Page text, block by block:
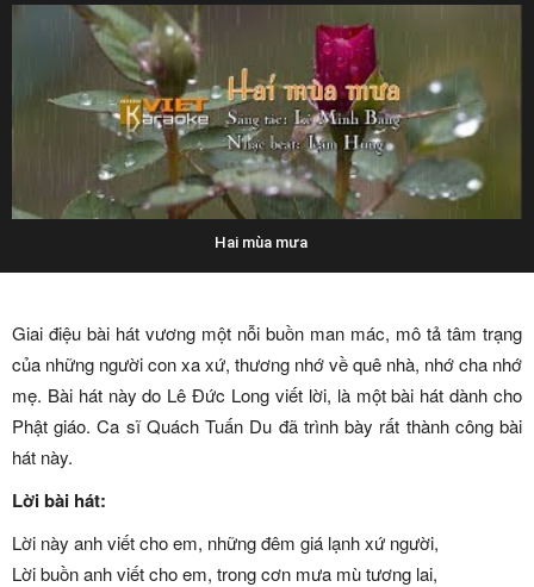
Hai mùa mưa
Giai điệu bài hát vương một nỗi buồn man mác, mô tả tâm trạng
của những người con xa xứ, thương nhớ về quê nhà, nhớ cha nhớ
mẹ. Bài hát này do Lê Đức Long viết lời, là một bài hát dành cho
Phật giáo. Ca sĩ Quách Tuấn Du đã trình bày rất thành công bài
hát này.
Lời bài hát:
Lời này anh viết cho em, những đêm giá lạnh xứ người,
Lời buồn anh viết cho em, trong cơn mưa mù tương lai,